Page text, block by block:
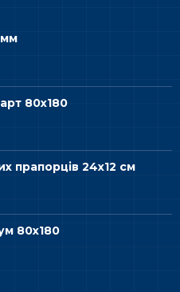
80х180
прапорців 24х12 см
80х180